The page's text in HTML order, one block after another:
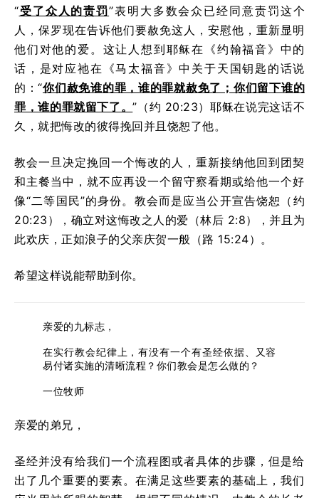
“受了众人的责罚”表明大多数会众已经同意责罚这个
人，保罗现在告诉他们要赦免这人，安慰他，重新显明
他们对他的爱。这让人想到耶稣在《约翰福音》中的
话，是对应祂在《马太福音》中关于天国钥匙的话说
的：“你们赦免谁的罪，谁的罪就赦免了；你们留下谁的
罪，谁的罪就留下了。”（约 20:23）耶稣在说完这话不
久，就把悔改的彼得挽回并且饶恕了他。
教会一旦决定挽回一个悔改的人，重新接纳他回到团契
和主餐当中，就不应再设一个留守察看期或给他一个好
像“二等国民”的身份。教会而是应当公开宣告饶恕（约
20:23），确立对这悔改之人的爱（林后 2:8），并且为
此欢庆，正如浪子的父亲庆贺一般（路 15:24）。
希望这样说能帮助到你。
亲爱的九标志，
在实行教会纪律上，有没有一个有圣经依据、又容
易付诸实施的清晰流程？你们教会是怎么做的？
一位牧师
亲爱的弟兄，
圣经并没有给我们一个流程图或者具体的步骤，但是给
出了几个重要的要素。在满足这些要素的基础上，我们